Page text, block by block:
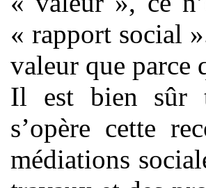
« rapport social
valeur que parce
Il est bien sûr
s’opère cette
médiations